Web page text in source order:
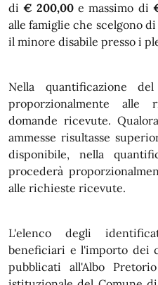
di€ 200,00 e massimo di
alle famiglie che scelgono
il minore disabile presso i
Nella quantificazione
proporzionalmente
domande ricevute.
ammesse risultasse
disponibile, nella
procederà
alle richieste ricevute.
L'elenco degli
beneficiari e l'importo dei
pubblicati all'Albo